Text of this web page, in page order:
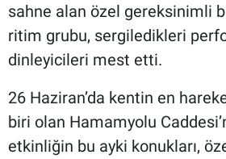
sahne alan özel gereksinimli
ritim grubu, sergiledikleri
dinleyicileri mest etti.
26 Haziran’da kentin en
biri olan Hamamyolu
etkinliğin bu ayki konukları,